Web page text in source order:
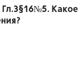
Гл.3§16№5. Какое